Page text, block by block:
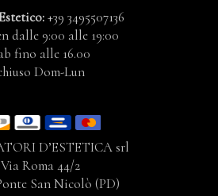
+39 3495507136
dalle 9:00 alle 19:00
fino alle 16.00
Dom-Lun
D’ESTETICA srl
Via Roma 44/2
San Nicolò (PD)